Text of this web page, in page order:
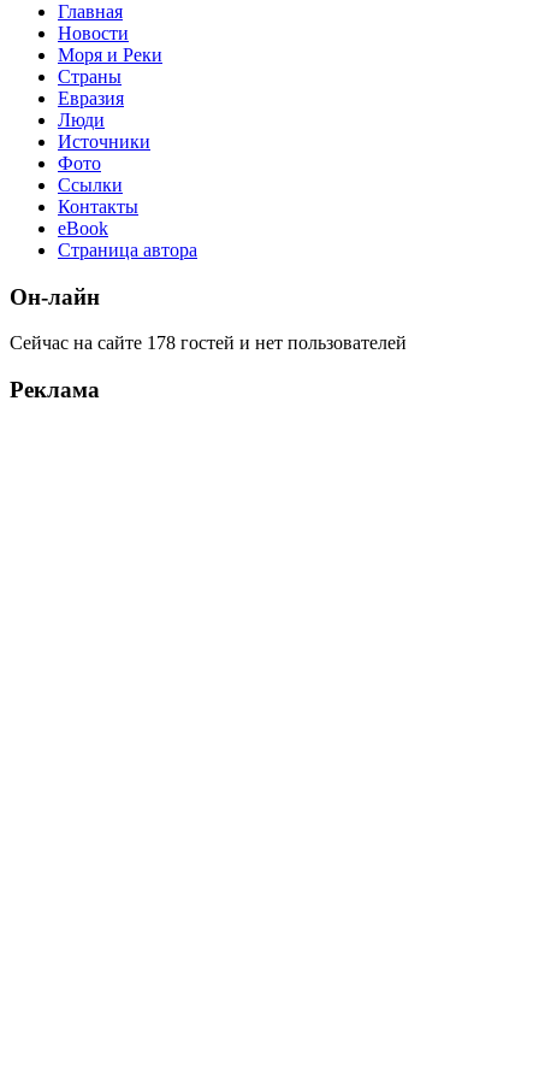
Главная
Новости
Моря и Реки
Страны
Евразия
Люди
Источники
Фото
Ссылки
Контакты
eBook
Страница автора
Он-лайн
Сейчас на сайте 178 гостей и нет пользователей
Реклама